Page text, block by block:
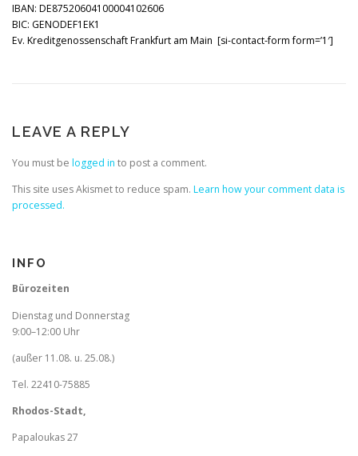
IBAN: DE87520604100004102606
BIC: GENODEF1EK1
Ev. Kreditgenossenschaft Frankfurt am Main [si-contact-form form=’1′]
LEAVE A REPLY
You must be logged in to post a comment.
This site uses Akismet to reduce spam. Learn how your comment data is
processed.
INFO
Bürozeiten
Dienstag und Donnerstag
9:00–12:00 Uhr
(außer 11.08. u. 25.08.)
Tel. 22410-75885
Rhodos-Stadt,
Papaloukas 27